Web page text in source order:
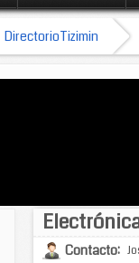
DirectorioTizimin
Contacto: